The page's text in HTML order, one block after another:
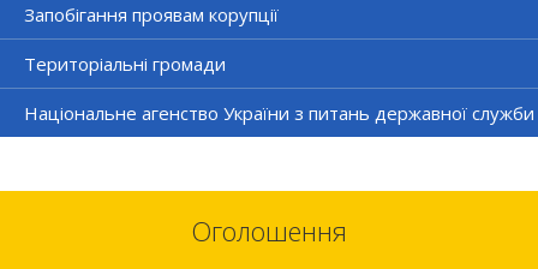
Запобігання проявам корупції
Територіальні громади
Національне агенство України з питань державної служби
Оголошення